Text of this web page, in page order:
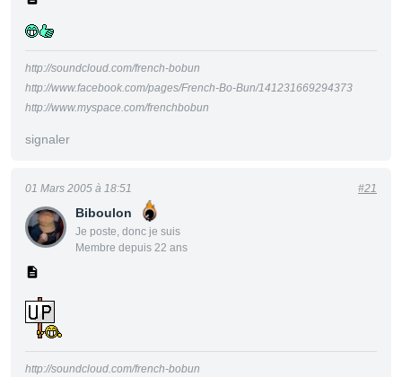
http://soundcloud.com/french-bobun
http://www.facebook.com/pages/French-Bo-Bun/141231669294373
http://www.myspace.com/frenchbobun
signaler
Biboulon
Je poste, donc je suis
Membre depuis 22 ans
01 Mars 2005 à 18:51 #21
http://soundcloud.com/french-bobun